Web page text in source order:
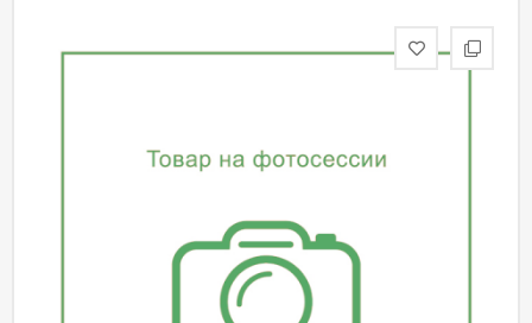
конфиденциальности